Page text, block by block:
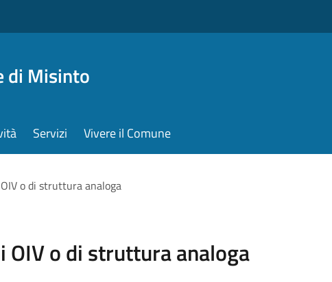
di Misinto
Servizi Vivere il Comune
o di struttura analoga
OIV o di struttura analoga